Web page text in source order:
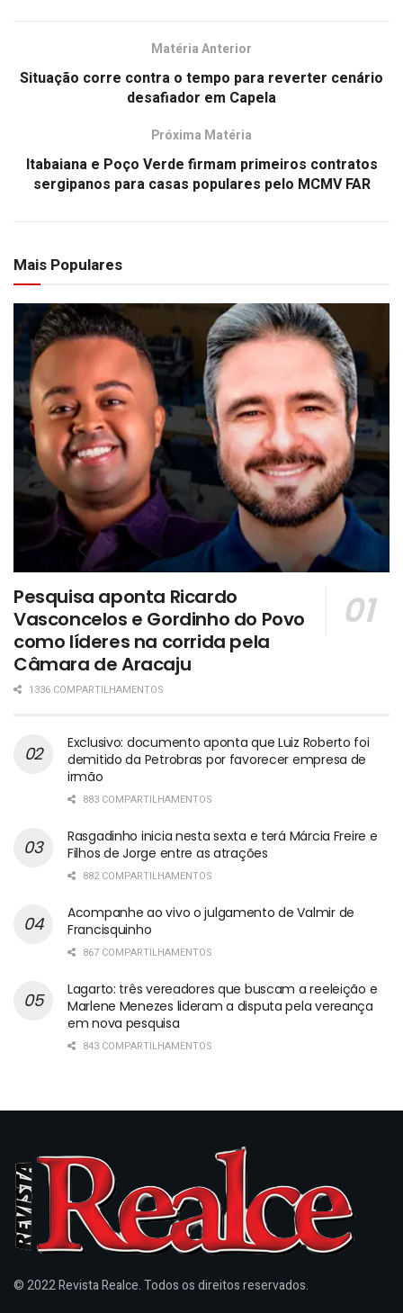
Matéria Anterior
Situação corre contra o tempo para reverter cenário
desafiador em Capela
Próxima Matéria
Itabaiana e Poço Verde firmam primeiros contratos
sergipanos para casas populares pelo MCMV FAR
Mais Populares
Pesquisa aponta Ricardo
Vasconcelos e Gordinho do Povo
como líderes na corrida pela
Câmara de Aracaju
1336 COMPARTILHAMENTOS
Exclusivo: documento aponta que Luiz Roberto foi
demitido da Petrobras por favorecer empresa de
irmão
883 COMPARTILHAMENTOS
Rasgadinho inicia nesta sexta e terá Márcia Freire e
Filhos de Jorge entre as atrações
882 COMPARTILHAMENTOS
Acompanhe ao vivo o julgamento de Valmir de
Francisquinho
867 COMPARTILHAMENTOS
Lagarto: três vereadores que buscam a reeleição e
Marlene Menezes lideram a disputa pela vereança
em nova pesquisa
843 COMPARTILHAMENTOS
© 2022 Revista Realce. Todos os direitos reservados.